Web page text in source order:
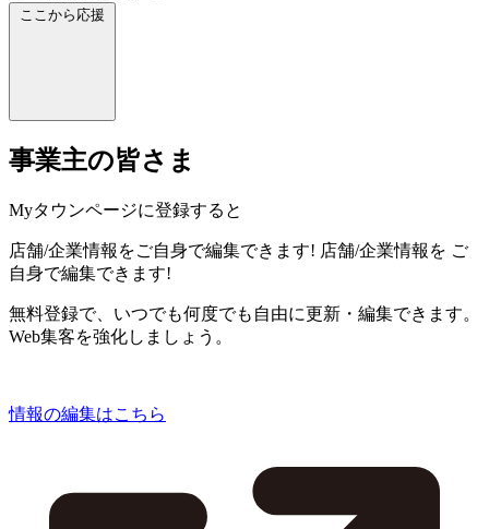
ここから応援
事業主の皆さま
Myタウンページに登録すると
店舗/企業情報をご自身で編集できます! 店舗/企業情報を ご
自身で編集できます!
無料登録で、いつでも何度でも自由に更新・編集できます。
Web集客を強化しましょう。
情報の編集はこちら